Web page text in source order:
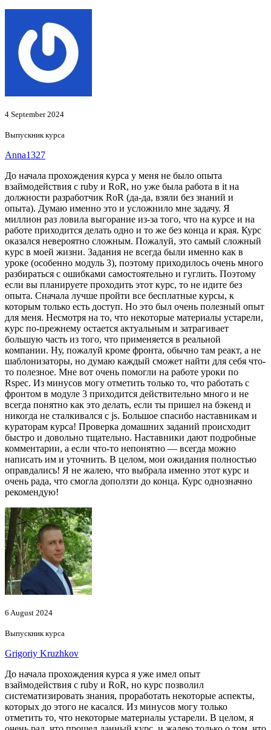
4 September 2024
Выпускник курса
Anna1327
До начала прохождения курса у меня не было опыта
взаймодействия с ruby и RoR, но уже была работа в it на
должности разработчик RoR (да-да, взяли без знаний и
опыта). Думаю именно это и усложнило мне задачу. Я
миллион раз ловила выгорание из-за того, что на курсе и на
работе приходится делать одно и то же без конца и края. Курс
оказался невероятно сложным. Пожалуй, это самый сложный
курс в моей жизни. Задания не всегда были именно как в
уроке (особенно модуль 3), поэтому приходилось очень много
разбираться с ошибками самостоятельно и гуглить. Поэтому
если вы планируете проходить этот курс, то не идите без
опыта. Сначала лучше пройти все бесплатные курсы, к
которым только есть доступ. Но это был очень полезный опыт
для меня. Несмотря на то, что некоторые материалы устарели,
курс по-прежнему остается актуальным и затрагивает
большую часть из того, что применяется в реальной
компании. Ну, пожалуй кроме фронта, обычно там реакт, а не
шаблонизаторы, но думаю каждый сможет найти для себя что-
то полезное. Мне вот очень помогли на работе уроки по
Rspec. Из минусов могу отметить только то, что работать с
фронтом в модуле 3 приходится действительно много и не
всегда понятно как это делать, если ты пришел на бэкенд и
никогда не сталкивался с js. Большое спасибо наставникам и
кураторам курса! Проверка домашних заданий происходит
быстро и довольно тщательно. Наставники дают подробные
комментарии, а если что-то непонятно — всегда можно
написать им и уточнить. В целом, мои ожидания полностью
оправдались! Я не жалею, что выбрала именно этот курс и
очень рада, что смогла доползти до конца. Курс однозначно
рекомендую!
6 August 2024
Выпускник курса
Grigoriy Kruzhkov
До начала прохождения курса я уже имел опыт
взаймодействия с ruby и RoR, но курс позволил
систематизировать знания, проработать некоторые аспекты,
которых до этого не касался. Из минусов могу только
отметить то, что некоторые материалы устарели. В целом, я